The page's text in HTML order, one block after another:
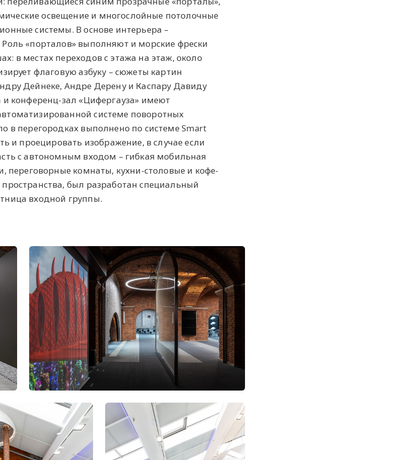
освещение и многослойные потолочные
системы. В основе интерьера –
«порталов» выполняют и морские фрески
в местах переходов с этажа на этаж, около
флаговую азбуку – сюжеты картин
Дейнеке, Андре Дерену и Каспару Давиду
конференц-зал «Цифергауза» имеют
системе поворотных
в перегородках выполнено по системе Smart
и проецировать изображение, в случае если
с автономным входом – гибкая мобильная
переговорные комнаты, кухни-столовые и кофе-
был разработан специальный
входной группы.